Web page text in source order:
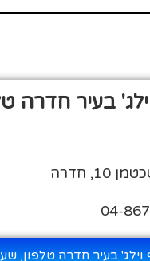
בעיר חדרה
חדרה
וילג' בעיר חדרה טלפון,